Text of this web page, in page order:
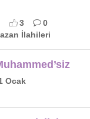
3
0
İlahileri
Ocak